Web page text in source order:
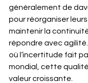
généralement de
pour réorganiser
maintenir la
répondre avec
où l’incertitude fait
mondial, cette
valeur croissante.